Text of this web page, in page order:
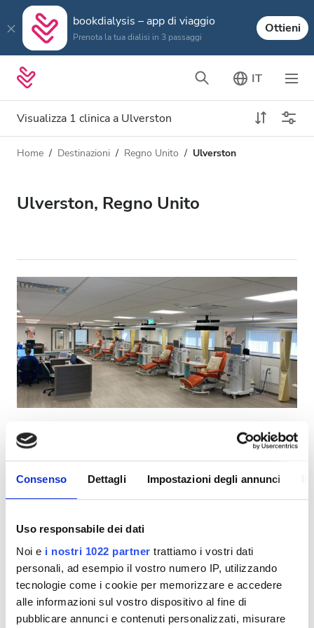
Consenso Dettagli Impostazioni degli annunci
Uso responsabile dei dati
Noi e i nostri 1022 partner trattiamo i vostri dati
personali, ad esempio il vostro numero IP, utilizzando
tecnologie come i cookie per memorizzare e accedere
alle informazioni sul vostro dispositivo al fine di
pubblicare annunci e contenuti personalizzati, misurare
bookdialysis – app di viaggio
Prenota la tua dialisi in 3 passaggi
Ottieni
IT
Visualizza 1 clinica a Ulverston
Tipo di dialisi
Tutti i tipi di dialisi
Accetta
Pazienti con HIV
Pazienti con epatite B
Pazienti con epatite C
Strutture
Snack e bevande
WiFi gratuito
Schermi TV
Trasferimento gratuito
Distanza
Home Destinazioni Regno Unito Ulverston
Ulverston, Regno Unito
Diaverum Ulverston - Furness Renal
Centre
Ulverston, Regno Unito
1,72 in km dal centro città
Snack e bevande WiFi gratuito
Schermi TV
Per trattamento
Dialisi HD 500 €
Dialisi HDF 500 €
Prenota